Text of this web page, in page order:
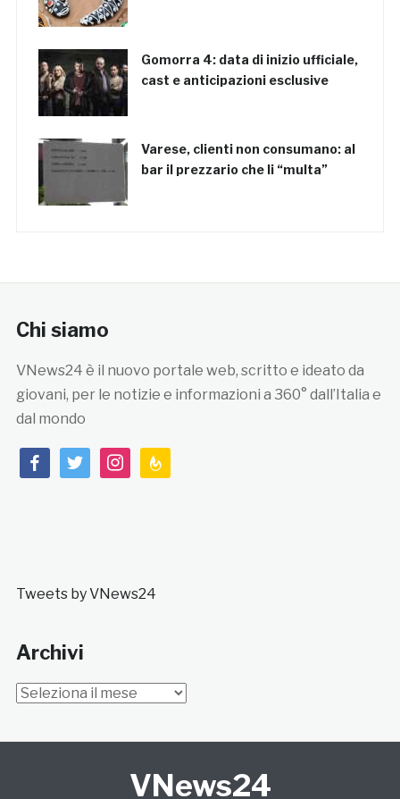
Gomorra 4: data di inizio ufficiale,
cast e anticipazioni esclusive
Varese, clienti non consumano: al
bar il prezzario che li “multa”
Chi siamo
VNews24 è il nuovo portale web, scritto e ideato da
giovani, per le notizie e informazioni a 360° dall’Italia e
dal mondo
facebooktwitterinstagramfeedburner
Tweets by VNews24
Archivi
Archivi
VNews24